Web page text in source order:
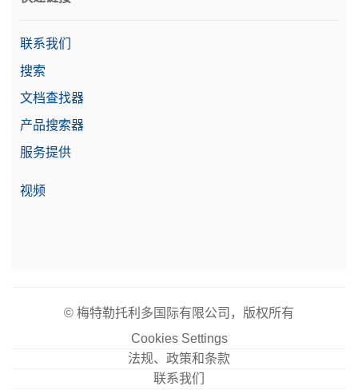
联系我们
搜索
文档查找器
产品搜索器
服务提供
视频
© 梅特勒托利多国际有限公司，版权所有
Cookies Settings
法规、政策和条款
联系我们